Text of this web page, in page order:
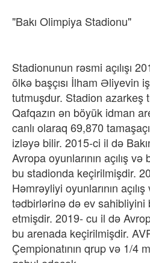
"Bakı Olimpiya Stadionu"
Stadionunun rəsmi açılışı
ölkə başçısı İlham Əliyevin
tutmuşdur. Stadion azarkeş
Qafqazın ən böyük idman
canlı olaraq 69,870
izləyə bilir. 2015-ci il də
Avropa oyunlarının açılış
bu stadionda keçirilmişdir.
Həmrəyliyi oyunlarının
tədbirlərinə də ev
etmişdir. 2019- cu il də
bu arenada keçirilmişdir.
Çempionatının qrup və 1/4